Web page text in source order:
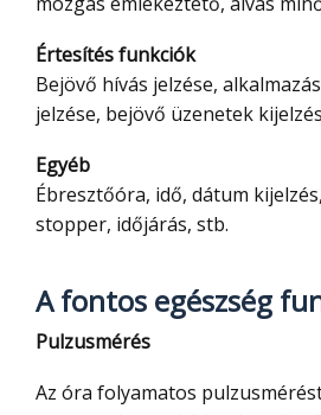
Értesítés funkciók
Bejövő hívás jelzése,
jelzése, bejövő üzenetek
Egyéb
Ébresztőóra, idő, dátum
stopper, időjárás, stb.
A fontos egészség
Pulzusmérés
Az óra folyamatos pulzusmérést biztosít, amely